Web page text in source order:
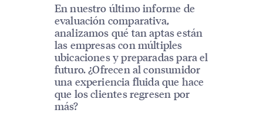
En nuestro último informe de
evaluación comparativa,
analizamos qué tan aptas están
las empresas con múltiples
ubicaciones y preparadas para el
futuro. ¿Ofrecen al consumidor
una experiencia fluida que hace
que los clientes regresen por
más?